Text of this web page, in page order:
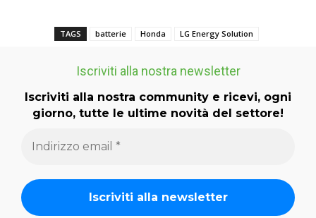
TAGS batterie Honda LG Energy Solution
Iscriviti alla nostra newsletter
Iscriviti alla nostra community e ricevi, ogni
giorno, tutte le ultime novità del settore!